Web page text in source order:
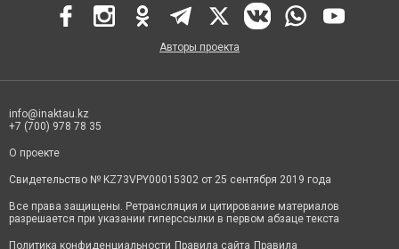
Авторы проекта
info@inaktau.kz
+7 (700) 978 78 35
О проекте
Свидетельство № KZ73VPY00015302 от 25 сентября 2019 года
Все права защищены. Ретрансляция и цитирование материалов
разрешается при указании гиперссылки в первом абзаце текста
Политика конфиденциальности Правила сайта Правила